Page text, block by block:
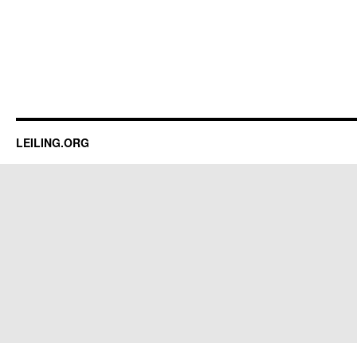
LEILING.ORG